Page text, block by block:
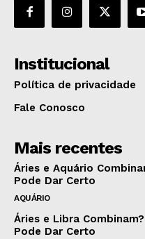
Institucional
Política de privacidade
Fale Conosco
Mais recentes
Áries e Aquário
Pode Dar Certo
AQUÁRIO
Áries e Libra
Pode Dar Certo